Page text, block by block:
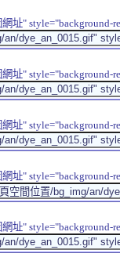
址" style="background-
址" style="background-
址" style="background-
址" style="background-
址" style="background-